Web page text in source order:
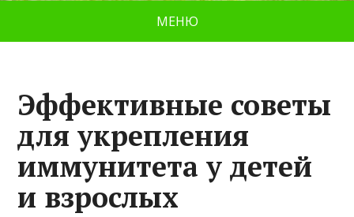
МЕНЮ
Эффективные советы
для укрепления
иммунитета у детей
и взрослых